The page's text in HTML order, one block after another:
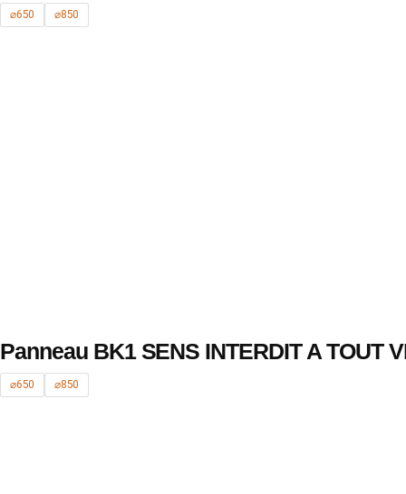
⌀650 ⌀850
Panneau BK1 SENS INTERDIT A TOUT
⌀650 ⌀850